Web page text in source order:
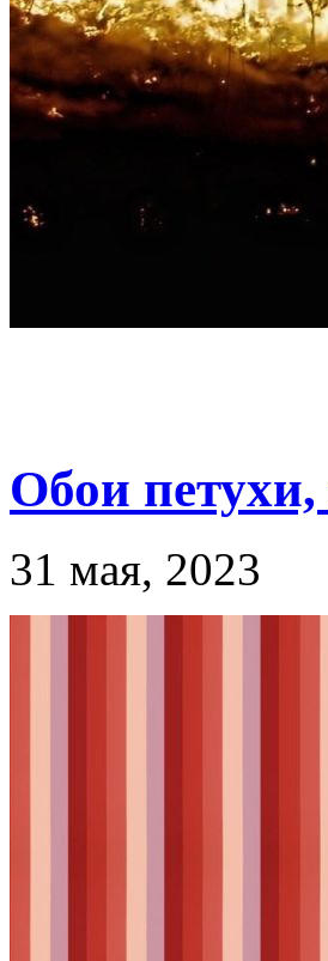
Обои
31 мая, 2023